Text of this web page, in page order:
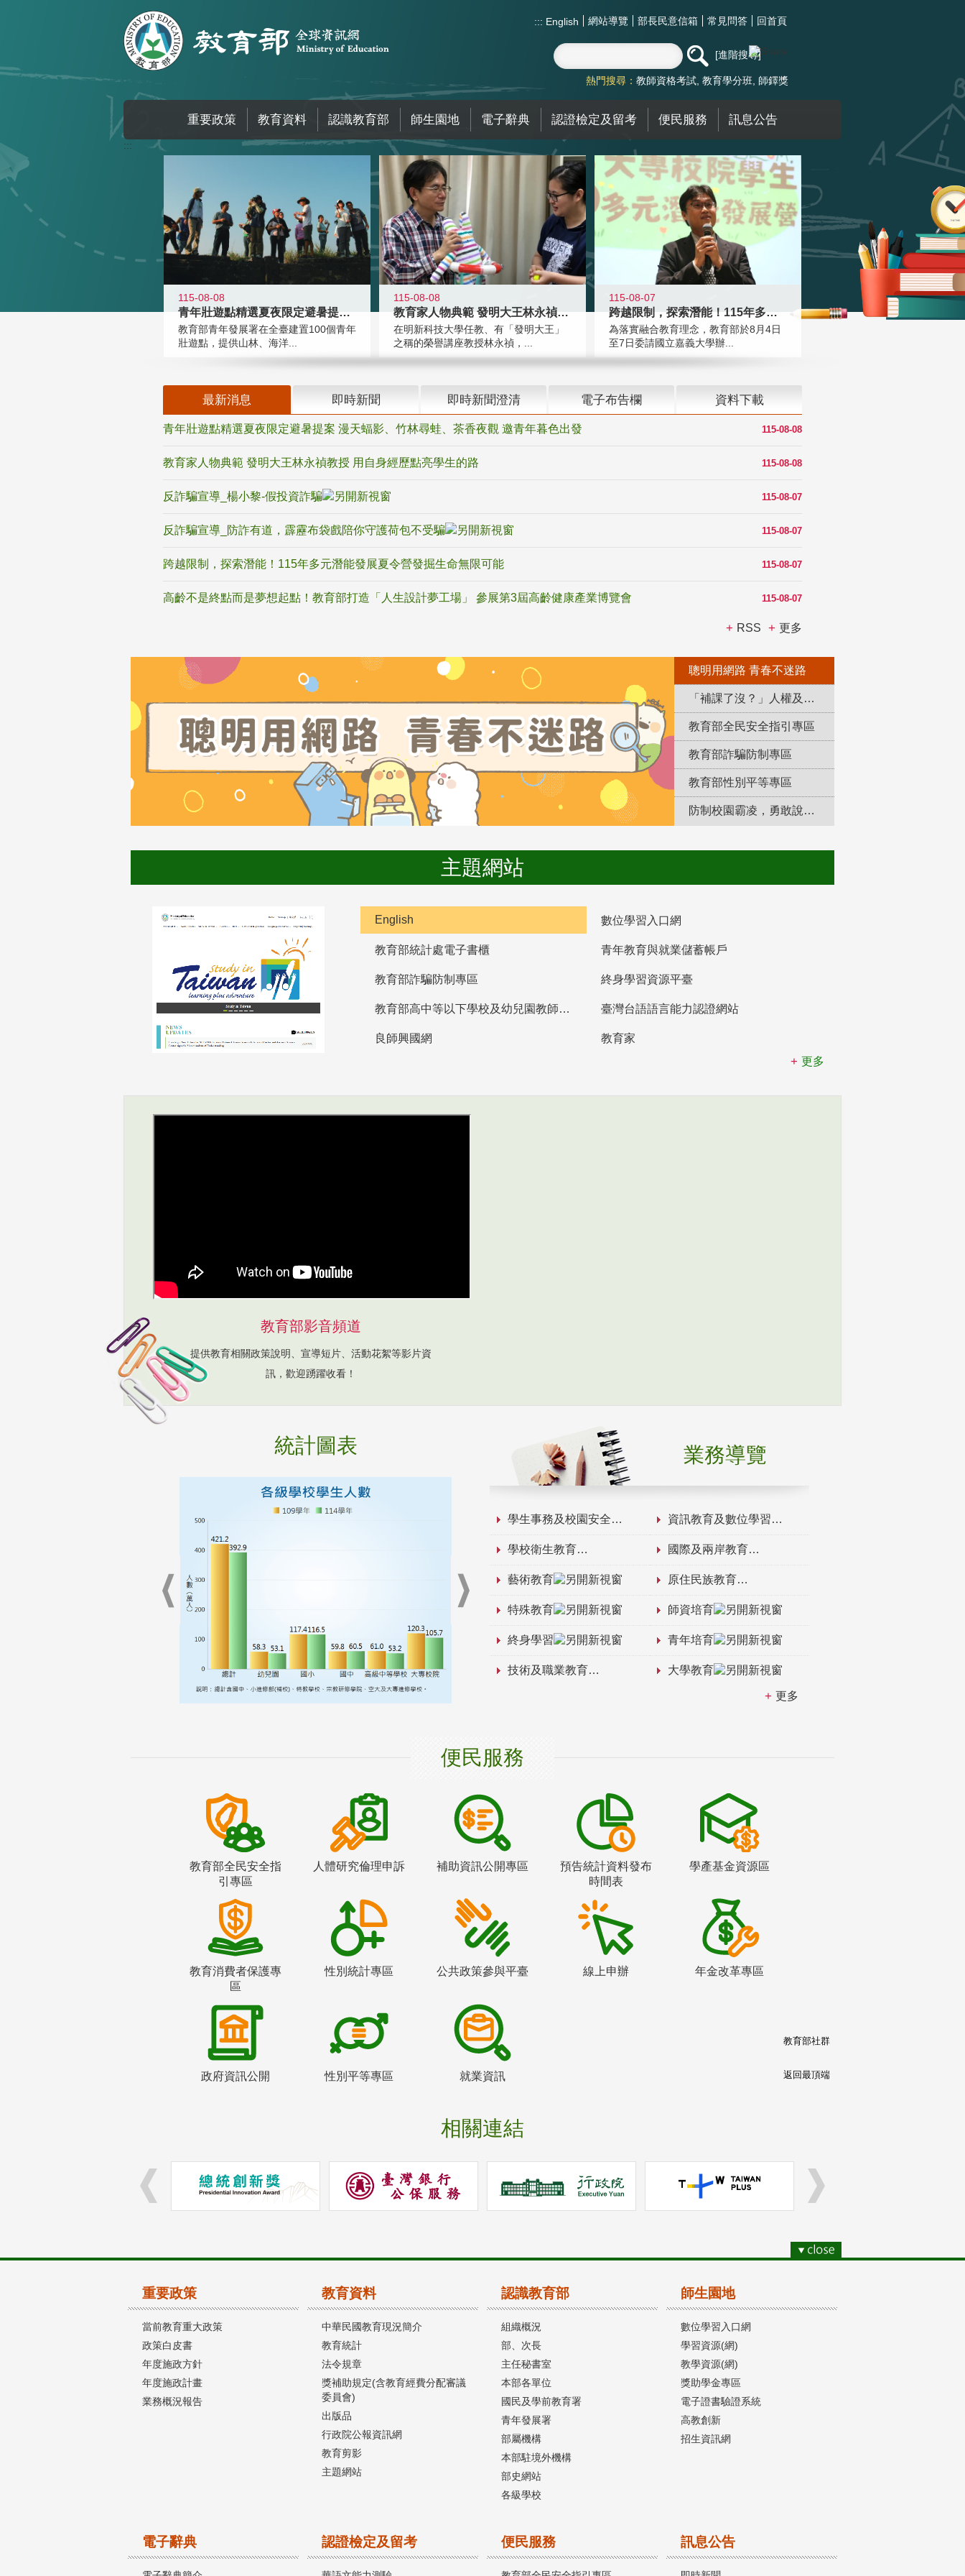
::: English 網站導覽 部長民意信箱 常見問答 回首頁
進階搜尋
熱門搜尋： 教師資格考試 教育學分班 師鐸獎
重要政策 教育資料 認識教育部 師生園地 電子辭典 認證檢定及留考 便民服務 訊息公告
:::
115-08-08
青年壯遊點精選夏夜限定避暑提案 漫
教育部青年發展署在全臺建置100個青年
壯遊點，提供山林、海洋...
115-08-08
教育家人物典範 發明大王林永禎教授
在明新科技大學任教、有「發明大王」
之稱的榮譽講座教授林永禎，...
115-08-07
跨越限制，探索潛能！115年多元潛
為落實融合教育理念，教育部於8月4日
至7日委請國立嘉義大學辦...
最新消息 即時新聞 即時新聞澄清 電子布告欄 資料下載
115-08-08
青年壯遊點精選夏夜限定避暑提案 漫天蝠影、竹林尋蛙、茶香夜觀 邀青年暮色出發
115-08-08
教育家人物典範 發明大王林永禎教授 用自身經歷點亮學生的路
115-08-07
反詐騙宣導_楊小黎-假投資詐騙
115-08-07
反詐騙宣導_防詐有道，霹靂布袋戲陪你守護荷包不受騙
115-08-07
跨越限制，探索潛能！115年多元潛能發展夏令營發掘生命無限可能
115-08-07
高齡不是終點而是夢想起點！教育部打造「人生設計夢工場」 參展第3屆高齡健康產業博覽會
RSS 更多
聰明用網路 青春不迷路
「補課了沒？」人權及轉型正義教育專區
教育部全民安全指引專區
教育部詐騙防制專區
教育部性別平等專區
防制校園霸凌，勇敢說出來！
主題網站
English 數位學習入口網
教育部統計處電子書櫃 青年教育與就業儲蓄帳戶
教育部詐騙防制專區 終身學習資源平臺
教育部高中等以下學校及幼兒園教師資格檢定考試 臺灣台語語言能力認證網站
良師興國網
教育家
更多
教育部影音頻道
提供教育相關政策說明、宣導短片、活動花絮等影片資
訊，歡迎踴躍收看！
統計圖表 業務導覽
學生事務及校園安全 資訊教育及數位學習
學校衛生教育 國際及兩岸教育
藝術教育 原住民族教育
特殊教育 師資培育
終身學習 青年培育
技術及職業教育 大學教育
更多
便民服務
教育部全民安全指
引專區
人體研究倫理申訴 補助資訊公開專區
預告統計資料發布
時間表
學產基金資源區
教育消費者保護專
區
性別統計專區 公共政策參與平臺 線上申辦 年金改革專區
政府資訊公開 性別平等專區 就業資訊
相關連結
教育部社群
返回最頂端
重要政策
當前教育重大政策
政策白皮書
年度施政方針
年度施政計畫
業務概況報告
教育資料
中華民國教育現況簡介
教育統計
法令規章
獎補助規定(含教育經費分配審議
委員會)
出版品
行政院公報資訊網
教育剪影
主題網站
認識教育部
組織概況
部、次長
主任秘書室
本部各單位
國民及學前教育署
青年發展署
部屬機構
本部駐境外機構
部史網站
各級學校
師生園地
數位學習入口網
學習資源(網)
教學資源(網)
獎助學金專區
電子證書驗證系統
高教創新
招生資訊網
電子辭典 認證檢定及留考 便民服務 訊息公告